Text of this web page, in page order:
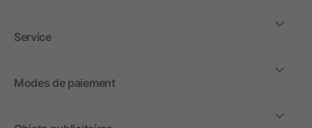
Service
Modes de paiement